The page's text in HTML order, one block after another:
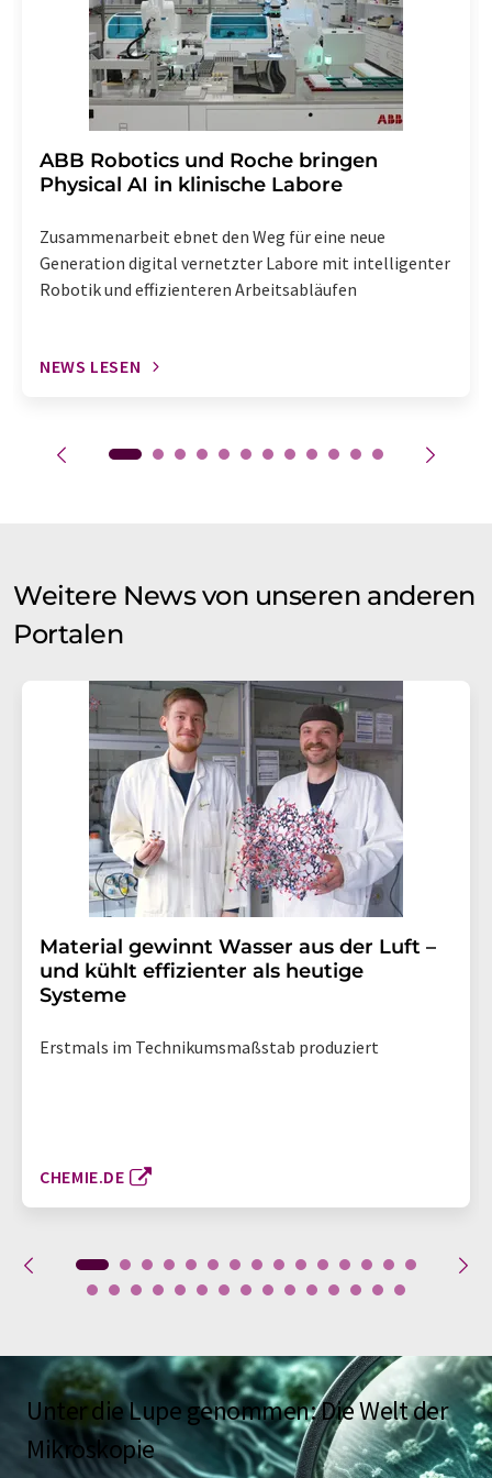
enthalten.
​​​​​​​ABB Robotics und Roche bringen
Physical AI in klinische Labore
Zusammenarbeit ebnet den Weg für eine neue
Generation digital vernetzter Labore mit intelligenter
Robotik und effizienteren Arbeitsabläufen
NEWS LESEN
Weitere News von unseren anderen
Portalen
Material gewinnt Wasser aus der Luft –
und kühlt effizienter als heutige
Systeme
Erstmals im Technikumsmaßstab produziert
CHEMIE.DE
Unter die Lupe genommen: Die Welt der
Mikroskopie